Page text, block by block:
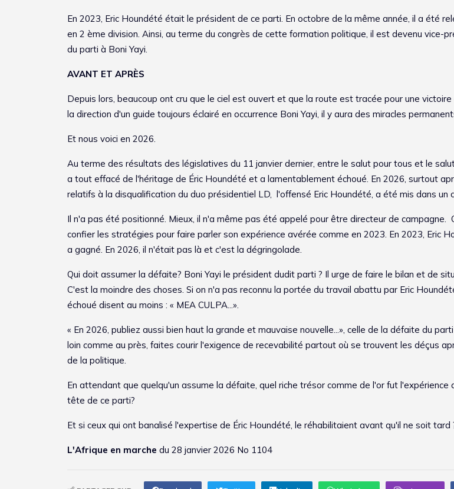
En 2023, Eric Houndété était le président de ce parti. En octobre de la même année, il a été
en 2 ème division. Ainsi, au terme du congrès de cette formation politique, il est devenu vice-
du parti à Boni Yayi.
AVANT ET APRÈS
Depuis lors, beaucoup ont cru que le ciel est ouvert et que la route est tracée pour une
la direction d'un guide toujours éclairé en occurrence Boni Yayi, il y aura des miracles
Et nous voici en 2026.
Au terme des résultats des législatives du 11 janvier dernier, entre le salut pour tous et le
a tout effacé de l'héritage de Éric Houndété et a lamentablement échoué. En 2026, surtout
relatifs à la disqualification du duo présidentiel LD, l'offensé Eric Houndété, a été mis dans un
Il n'a pas été positionné. Mieux, il n'a même pas été appelé pour être directeur de campagne.
confier les stratégies pour faire parler son expérience avérée comme en 2023. En 2023, Eric
a gagné. En 2026, il n'était pas là et c'est la dégringolade.
Qui doit assumer la défaite? Boni Yayi le président dudit parti ? Il urge de faire le bilan et de
C'est la moindre des choses. Si on n'a pas reconnu la portée du travail abattu par Eric
échoué disent au moins : « MEA CULPA...».
« En 2026, publiez aussi bien haut la grande et mauvaise nouvelle...», celle de la défaite du
loin comme au près, faites courir l'exigence de recevabilité partout où se trouvent les déçus
de la politique.
En attendant que quelqu'un assume la défaite, quel riche trésor comme de l'or fut l'expérience
tête de ce parti?
Et si ceux qui ont banalisé l'expertise de Éric Houndété, le réhabilitaient avant qu'il ne soit tard
L'Afrique en marche du 28 janvier 2026 No 1104